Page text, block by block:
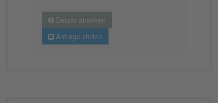
Details ansehen
Anfrage stellen